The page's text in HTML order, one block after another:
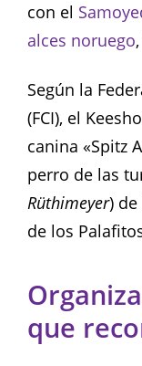
con el
alces noruego,
Según la
(FCI), el
canina «Spitz
perro de las
Rüthimeyer)
de los
que